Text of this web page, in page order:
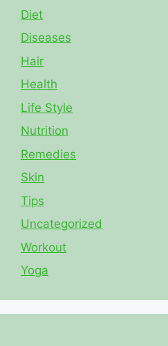
Diet
Diseases
Hair
Health
Life Style
Nutrition
Remedies
Skin
Tips
Uncategorized
Workout
Yoga